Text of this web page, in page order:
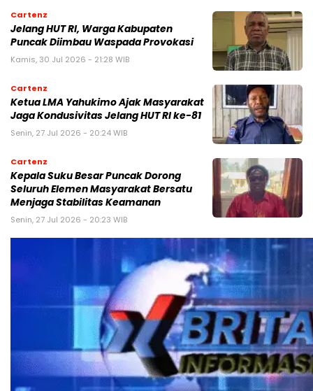
Cartenz
Jelang HUT RI, Warga Kabupaten
Puncak Diimbau Waspada Provokasi
Kamis, 30 Jul 2026 - 21:28 WIB
Cartenz
Ketua LMA Yahukimo Ajak Masyarakat
Jaga Kondusivitas Jelang HUT RI ke-81
Senin, 27 Jul 2026 - 20:24 WIB
Cartenz
Kepala Suku Besar Puncak Dorong
Seluruh Elemen Masyarakat Bersatu
Menjaga Stabilitas Keamanan
Senin, 27 Jul 2026 - 20:23 WIB